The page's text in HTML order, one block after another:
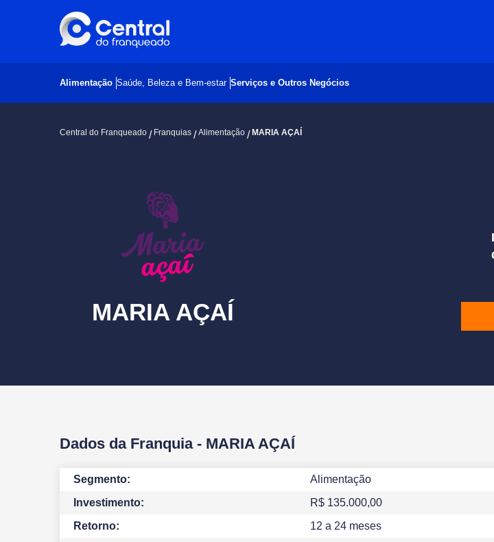
Alimentação Saúde, Beleza e Bem-estar Serviços e Outros Negócios
Central do Franqueado Franquias Alimentação MARIA AÇAÍ
MARIA AÇAÍ
Dados da Franquia - MARIA AÇAÍ
Segmento:
Alimentação
Investimento:
R$ 135.000,00
Retorno:
12 a 24 meses